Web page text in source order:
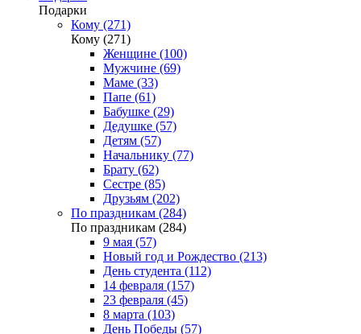
Подарки
Кому (271)
Кому (271)
Женщине (100)
Мужчине (69)
Маме (33)
Папе (61)
Бабушке (29)
Дедушке (57)
Детям (57)
Начальнику (77)
Брату (62)
Сестре (85)
Друзьям (202)
По праздникам (284)
По праздникам (284)
9 мая (57)
Новый год и Рождество (213)
День студента (112)
14 февраля (157)
23 февраля (45)
8 марта (103)
День Победы (57)